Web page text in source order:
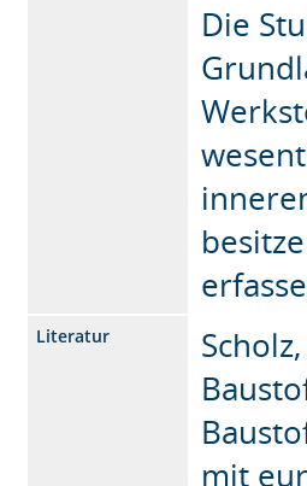
Die
Literatur
mit